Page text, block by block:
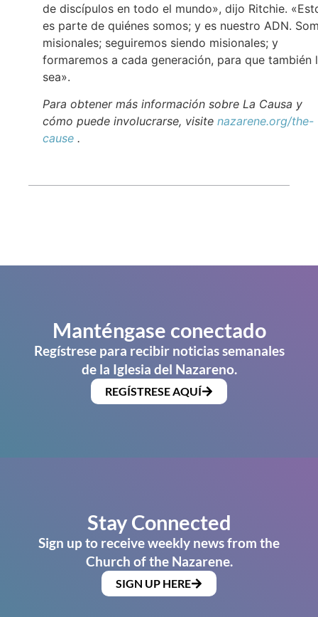
de discípulos en todo el mundo», dijo Ritchie.
es parte de quiénes somos; y es nuestro ADN.
misionales; seguiremos siendo misionales; y
formaremos a cada generación, para que también
sea».
Para obtener más información sobre La Causa y
cómo puede involucrarse, visite nazarene.org/the-
cause .
Manténgase conectado
Regístrese para recibir noticias semanales
de la Iglesia del Nazareno.
REGÍSTRESE AQUÍ
Stay Connected
Sign up to receive weekly news from the
Church of the Nazarene.
SIGN UP HERE